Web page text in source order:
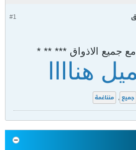
#1
مع جميع الاذواق *** ** *
هناااا
جميع , منناغمة